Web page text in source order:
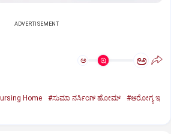
ADVERTISEMENT
ಅ ಅ
Home #ಸುಮಾ ನರ್ಸಿಂಗ್ ಹೋಮ್
#ಆರೋಗ್ಯ ಇ